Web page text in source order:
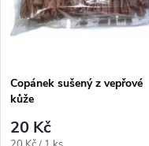
n
p
r
i
s
p
Copánek sušený z vepřové
kůže
20 Kč